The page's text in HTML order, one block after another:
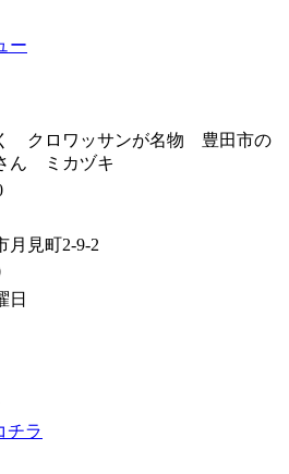
ー
クロワッサンが名物 豊田市の
ん ミカヅキ
月見町2-9-2
日
チラ